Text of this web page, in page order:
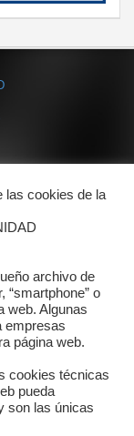
las cookies de la
archivo de
“smartphone” o
web. Algunas
empresas
página web.
cookies técnicas
pueda
son las únicas